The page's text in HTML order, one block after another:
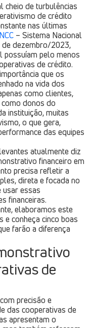
cheio de turbulências
de crédito
nas últimas
– Sistema Nacional
de dezembro/2023,
possuíam pelo menos
de crédito.
que os
na vida dos
como clientes,
donos do
instituição, muitas
o que gera,
das equipes
atualmente diz
financeiro em
precisa refletir a
direta e focada no
essas
financeiras.
elaboramos este
e conheça cinco boas
farão a diferença
de
precisão e
das cooperativas de
apresentam o